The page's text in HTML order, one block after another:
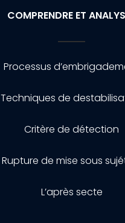
COMPRENDRE ET
Processus
Techniques de
Critère de détection
Rupture de mise sous
L’après secte